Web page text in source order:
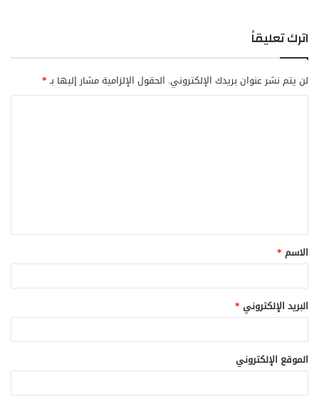
اترك تعليقاً
لن يتم نشر عنوان بريدك الإلكتروني. الحقول الإلزامية مشار إليها بـ*
ق
*
الاسم *
البريد الإلكتروني *
الموقع الإلكتروني